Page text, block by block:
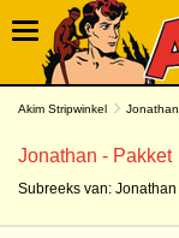
Akim Stripwinkel Jonathan
Jonathan - Pakket
Subreeks van: Jonathan